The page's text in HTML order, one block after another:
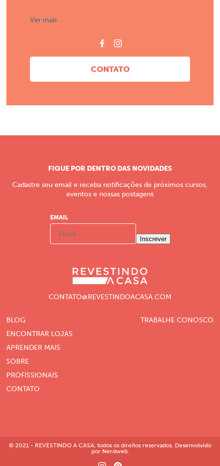
Ver mais
CONTATO
FIQUE POR DENTRO DAS NOVIDADES
Cadastre seu email e receba notificações de próximos cursos,
eventos e nossas postagens
EMAIL
Inscrever
CONTATO@REVESTINDOACASA.COM
BLOG
ENCONTRAR LOJAS
APRENDER MAIS
SOBRE
PROFISSIONAIS
CONTATO
TRABALHE CONOSCO
© 2021 - REVESTINDO A CASA, todos os direitos reservados. Desenvolvido
por Nerdweb.